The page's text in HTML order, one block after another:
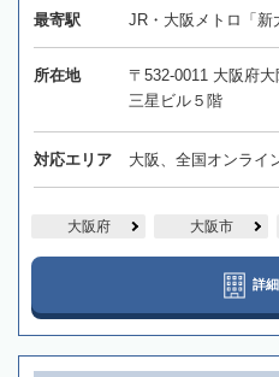
最寄駅 JR・大阪メトロ「新
所在地
〒532-0011 大阪府
三星ビル５階
対応エリア 大阪、全国オンライ
大阪府 大阪市
詳